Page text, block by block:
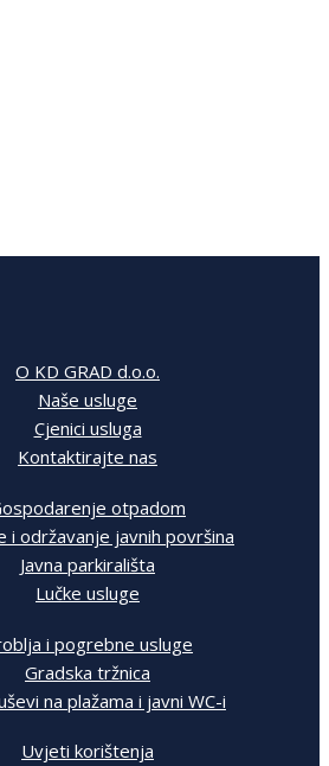
O KD GRAD d.o.o.
Naše usluge
Cjenici usluga
Kontaktirajte nas
otpadom
i održavanje javnih površina
Javna parkirališta
Lučke usluge
i pogrebne usluge
Gradska tržnica
na plažama i javni WC-i
Uvjeti korištenja